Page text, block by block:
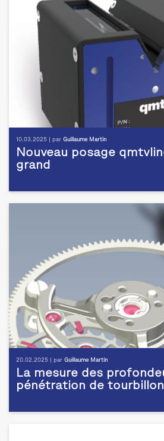
10.03.2025 | par Guillaume Martin
Nouveau posage
grand
20.02.2025 | par Guillaume Martin
La mesure des
pénétration de